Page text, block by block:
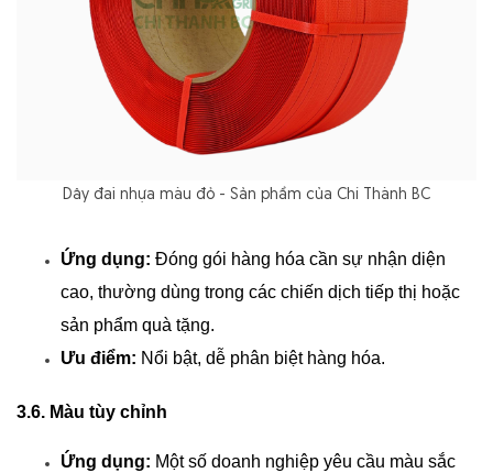
Dây đai nhựa màu đỏ - Sản phẩm của Chí Thành BC
Ứng dụng: Đóng gói hàng hóa cần sự nhận diện
cao, thường dùng trong các chiến dịch tiếp thị hoặc
sản phẩm quà tặng.
Ưu điểm: Nổi bật, dễ phân biệt hàng hóa.
3.6. Màu tùy chỉnh
Ứng dụng: Một số doanh nghiệp yêu cầu màu sắc